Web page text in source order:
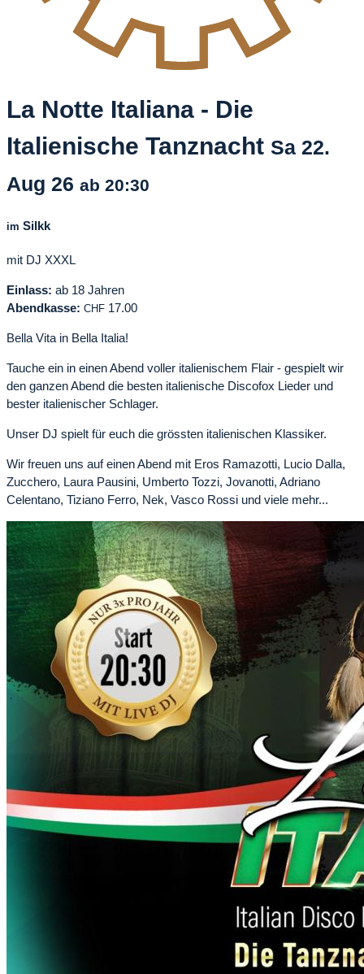
La Notte Italiana - Die
Italienische Tanznacht Sa 22.
Aug 26 ab 20:30
im Silkk
mit DJ XXXL
Einlass: ab 18 Jahren
Abendkasse: CHF 17.00
Bella Vita in Bella Italia!
Tauche ein in einen Abend voller italienischem Flair - gespielt wir
den ganzen Abend die besten italienische Discofox Lieder und
bester italienischer Schlager.
Unser DJ spielt für euch die grössten italienischen Klassiker.
Wir freuen uns auf einen Abend mit Eros Ramazotti, Lucio Dalla,
Zucchero, Laura Pausini, Umberto Tozzi, Jovanotti, Adriano
Celentano, Tiziano Ferro, Nek, Vasco Rossi und viele mehr...